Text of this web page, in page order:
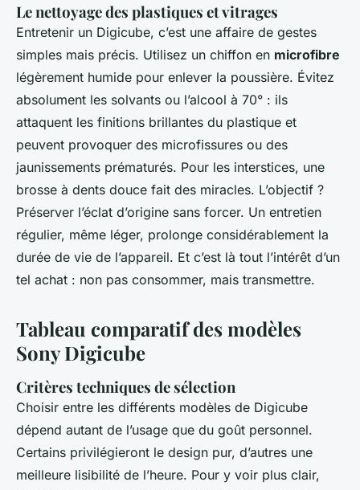
Le nettoyage des plastiques et vitrages
Entretenir un Digicube, c’est une affaire de gestes
simples mais précis. Utilisez un chiffon en microfibre
légèrement humide pour enlever la poussière. Évitez
absolument les solvants ou l’alcool à 70° : ils
attaquent les finitions brillantes du plastique et
peuvent provoquer des microfissures ou des
jaunissements prématurés. Pour les interstices, une
brosse à dents douce fait des miracles. L’objectif ?
Préserver l’éclat d’origine sans forcer. Un entretien
régulier, même léger, prolonge considérablement la
durée de vie de l’appareil. Et c’est là tout l’intérêt d’un
tel achat : non pas consommer, mais transmettre.
Tableau comparatif des modèles
Sony Digicube
Critères techniques de sélection
Choisir entre les différents modèles de Digicube
dépend autant de l’usage que du goût personnel.
Certains privilégieront le design pur, d’autres une
meilleure lisibilité de l’heure. Pour y voir plus clair,